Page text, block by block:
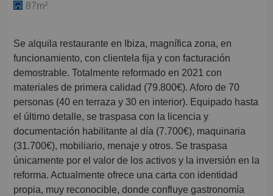
87m²
Se alquila restaurante en Ibiza, magnífica zona, en
funcionamiento, con clientela fija y con facturación
demostrable. Totalmente reformado en 2021 con
materiales de primera calidad (79.800€). Aforo de 70
personas (40 en terraza y 30 en interior). Equipado hasta
el último detalle, se traspasa con la licencia y
documentación habilitante al día (7.700€), maquinaria
(31.700€), mobiliario, menaje y otros. Se traspasa
únicamente por el valor de los activos y la inversión en la
reforma. Actualmente ofrece una carta con identidad
propia, muy reconocible, donde confluye gastronomía